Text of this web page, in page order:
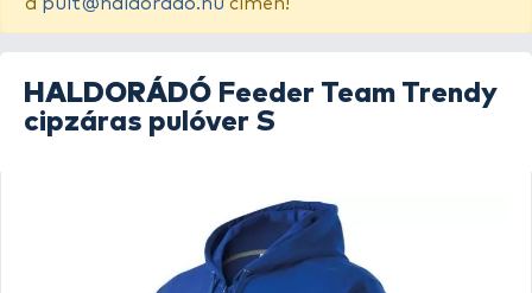
HALDORÁDÓ Feeder Team Trendy
cipzáras pulóver S